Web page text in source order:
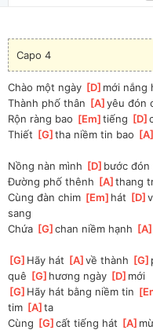
Capo 4
Chào một ngày [D ]mới nắng
Thành phố thân [A ]
yêu đón
Rộn ràng bao [Em ]tiếng [D ]
Thiết [G ]tha niềm tin bao [A
Nồng nàn mình [D ]bước đón
Đường phố thênh [A ]thang
Cùng đàn chim [Em ]hát [D ]
sang
Chứa [G ]
chan niềm hạnh [A
[G ]Hãy hát [A ]
về thành [G
quê [G ]hương ngày [D ]mới
[G ]Hãy hát bằng niềm tin [
tim [A ]ta
Cùng [G ]
cất tiếng hát [A ]